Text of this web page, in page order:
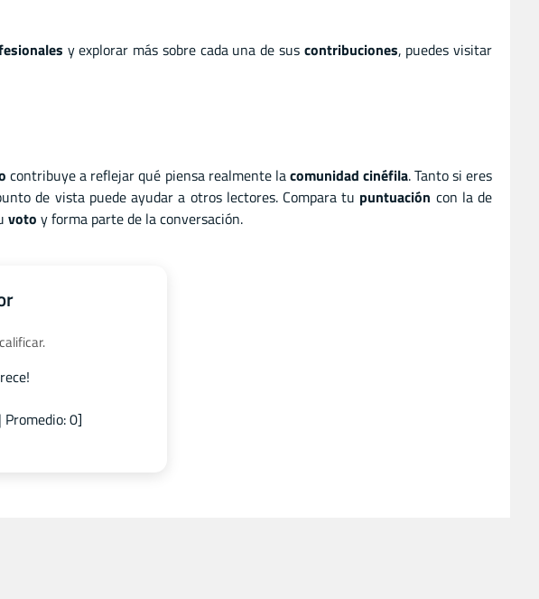
y explorar más sobre cada una de sus contribuciones, puedes visitar
contribuye a reflejar qué piensa realmente lacomunidad cinéfila. Tanto si eres
de vista puede ayudar a otros lectores. Compara tu puntuación con la de
voto y forma parte de la conversación.
0]